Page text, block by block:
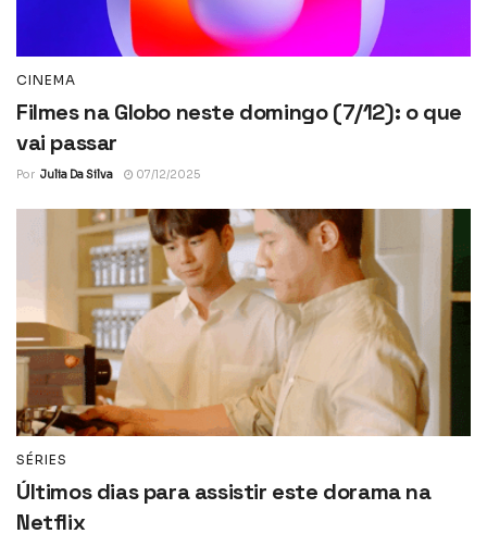
CINEMA
Filmes na Globo neste domingo (7/12): o que
vai passar
Por Julia Da Silva 07/12/2025
SÉRIES
Últimos dias para assistir este dorama na
Netflix